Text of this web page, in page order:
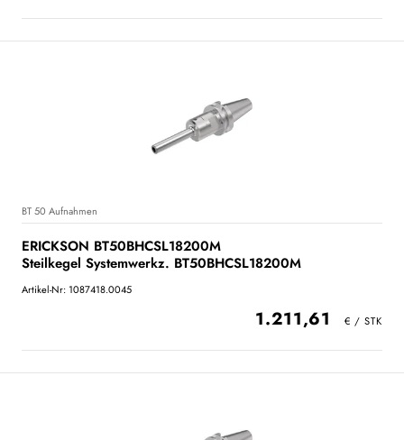
BT 50 Aufnahmen
ERICKSON BT50BHCSL18200M
Steilkegel Systemwerkz. BT50BHCSL18200M
Artikel-Nr: 1087418.0045
1.211,61